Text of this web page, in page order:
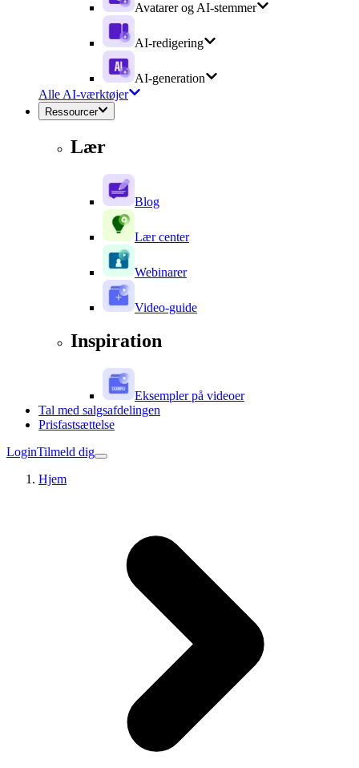
Avatarer og AI-stemmer
AI-redigering
AI-generation
Alle AI-værktøjer
Ressourcer
Lær
Blog
Lær center
Webinarer
Video-guide
Inspiration
Eksempler på videoer
Tal med salgsafdelingen
Prisfastsættelse
LoginTilmeld dig
Hjem